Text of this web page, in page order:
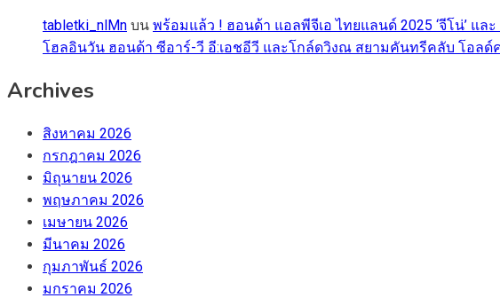
tabletki_nlMn บน พร้อมแล้ว ! ฮอนด้า แอลพีจีเอ ไทยแลนด์ 2025 ‘จีโน่’ แ
โฮลอินวัน ฮอนด้า ซีอาร์-วี อี:เอชอีวี และโกล์ดวิงณ สยามคันทรีคลับ โอลด์
Archives
สิงหาคม 2026
กรกฎาคม 2026
มิถุนายน 2026
พฤษภาคม 2026
เมษายน 2026
มีนาคม 2026
กุมภาพันธ์ 2026
มกราคม 2026